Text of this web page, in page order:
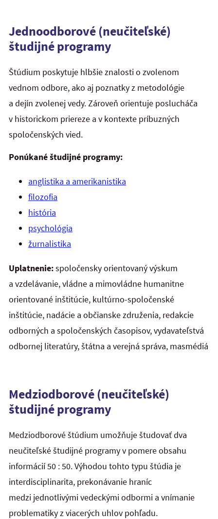
Jednoodborové (neučiteľské)
študijné programy
Štúdium poskytuje hlbšie znalosti o zvolenom
vednom odbore, ako aj poznatky z metodológie
a dejín zvolenej vedy. Zároveň orientuje poslucháča
v historickom priereze a v kontexte príbuzných
spoločenských vied.
Ponúkané študijné programy:
anglistika a amerikanistika
filozofia
história
psychológia
žurnalistika
Uplatnenie:spoločensky orientovaný výskum
a vzdelávanie, vládne a mimovládne humanitne
orientované inštitúcie, kultúrno-spoločenské
inštitúcie, nadácie a občianske združenia, redakcie
odborných a spoločenských časopisov, vydavateľstvá
odbornej literatúry, štátna a verejná správa, masmédiá
Medziodborové (neučiteľské)
študijné programy
Medziodborové štúdium umožňuje študovať dva
neučiteľské študijné programy v pomere obsahu
informácií 50 : 50. Výhodou tohto typu štúdia je
interdisciplinarita, prekonávanie hraníc
medzi jednotlivými vedeckými odbormi a vnímanie
problematiky z viacerých uhlov pohľadu.